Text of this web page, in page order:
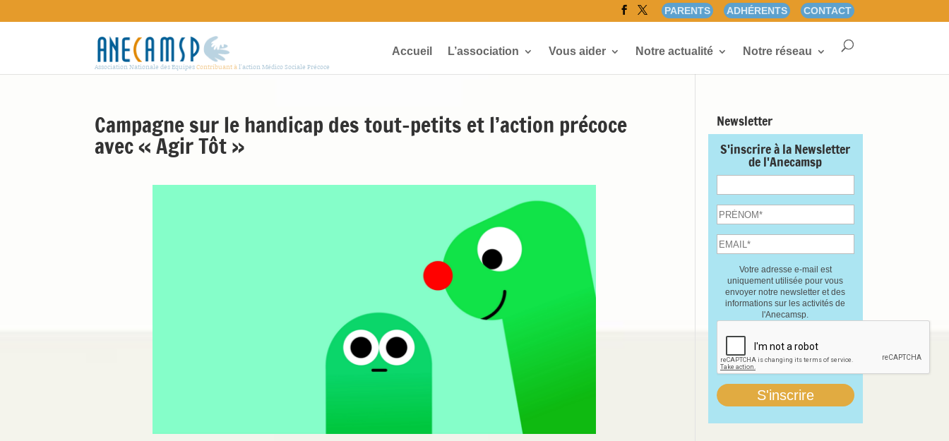
PARENTS ADHÉRENTS CONTACT
Association Nationale des EquipesContribuant àl'action Médico Sociale Précoce
Accueil L’association Vous aider Notre actualité Notre réseau
Campagne sur le handicap des tout-petits et l’action précoce
avec « Agir Tôt »
Newsletter
S'inscrire à la Newsletter
de l'Anecamsp
Votre adresse e-mail est
uniquement utilisée pour vous
envoyer notre newsletter et des
informations sur les activités de
l'Anecamsp.